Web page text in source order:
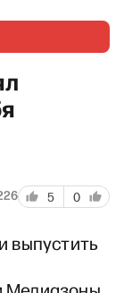
5 0
выпустить